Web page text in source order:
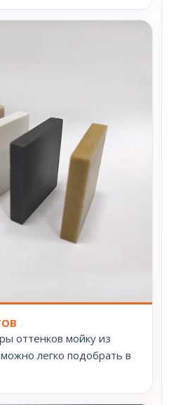
оттенков мойку из
легко подобрать в